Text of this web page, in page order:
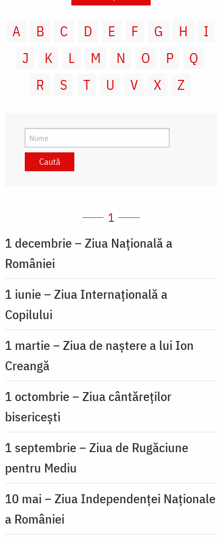
A B C D E F G H
I
J
K L M N O P
Q
R
S T U V X Z
1
1 decembrie – Ziua Națională a
României
1 iunie – Ziua Internațională a
Copilului
1 martie – Ziua de naștere a lui Ion
Creangă
1 octombrie – Ziua cântăreților
bisericești
1 septembrie – Ziua de Rugăciune
pentru Mediu
10 mai – Ziua Independenţei Naţionale
a României